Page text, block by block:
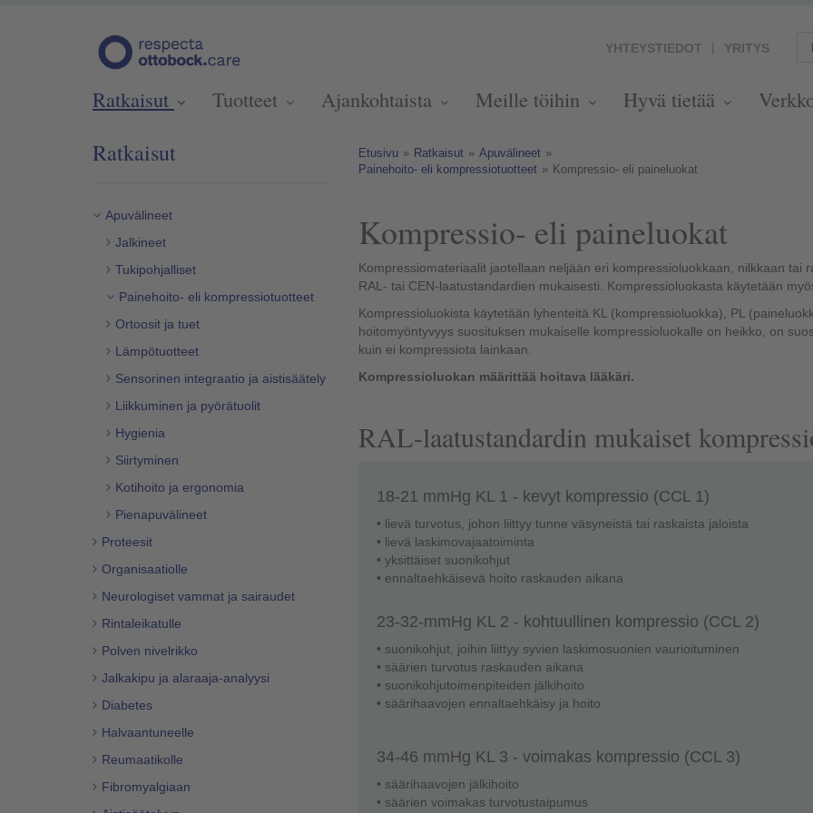
YHTEYSTIEDOT YRITYS
Ratkaisut Tuotteet Ajankohtaista Meille töihin Hyvä tietää
Ratkaisut
Apuvälineet
Jalkineet
Tukipohjalliset
Painehoito- eli kompressiotuotteet
Ortoosit ja tuet
Lämpötuotteet
Sensorinen integraatio ja aistisäätely
Liikkuminen ja pyörätuolit
Hygienia
Siirtyminen
Kotihoito ja ergonomia
Pienapuvälineet
Proteesit
Organisaatiolle
Neurologiset vammat ja sairaudet
Rintaleikatulle
Polven nivelrikko
Jalkakipu ja alaraaja-analyysi
Diabetes
Halvaantuneelle
Reumaatikolle
Fibromyalgiaan
Etusivu » Ratkaisut » Apuvälineet »
Painehoito- eli kompressiotuotteet » Kompressio- eli paineluokat
Kompressio- eli paineluokat
Kompressiomateriaalit jaotellaan neljään eri kompressioluokkaan, nilkkaan tai
RAL- tai CEN-laatustandardien mukaisesti. Kompressioluokasta käytetään
Kompressioluokista käytetään lyhenteitä KL (kompressioluokka), PL
hoitomyöntyvyys suosituksen mukaiselle kompressioluokalle on heikko, on
kuin ei kompressiota lainkaan.
Kompressioluokan määrittää hoitava lääkäri.
RAL-laatustandardin mukaiset
18-21 mmHg KL 1 - kevyt kompressio (CCL 1)
• lievä turvotus, johon liittyy tunne väsyneistä tai raskaista jaloista
• lievä laskimovajaatoiminta
• yksittäiset suonikohjut
• ennaltaehkäisevä hoito raskauden aikana
23-32-mmHg KL 2 - kohtuullinen kompressio (CCL 2)
• suonikohjut, joihin liittyy syvien laskimosuonien vaurioituminen
• säärien turvotus raskauden aikana
• suonikohjutoimenpiteiden jälkihoito
• säärihaavojen ennaltaehkäisy ja hoito
34-46 mmHg KL 3 - voimakas kompressio (CCL 3)
• säärihaavojen jälkihoito
• säärien voimakas turvotustaipumus